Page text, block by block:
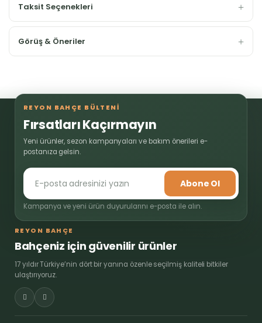
Taksit Seçenekleri
Görüş & Öneriler
REYON BAHÇE BÜLTENİ
Fırsatları Kaçırmayın
Yeni ürünler, sezon kampanyaları ve bakım önerileri e-
postanıza gelsin.
Abone Ol
Kampanya ve yeni ürün duyurularını e-posta ile alın.
REYON BAHÇE
Bahçeniz için güvenilir ürünler
17 yıldır Türkiye’nin dört bir yanına özenle seçilmiş kaliteli bitkiler
ulaştırıyoruz.